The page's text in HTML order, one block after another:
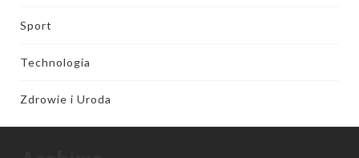
Sport
Technologia
Zdrowie i Uroda